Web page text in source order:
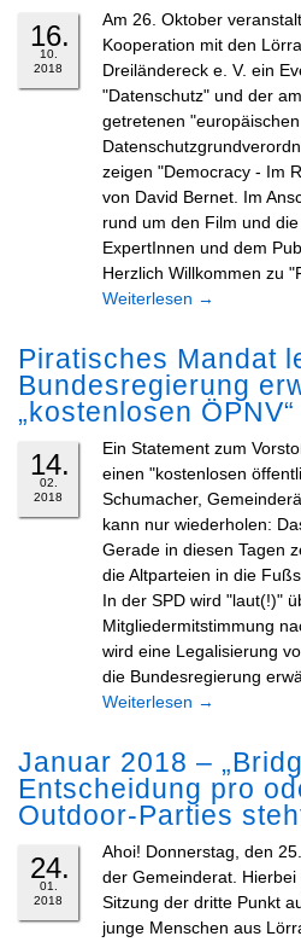
16.
10.
2018
Am 26. Oktober
Kooperation mit den
Dreiländereck e. V. ein
"Datenschutz" und der
getretenen "europäischen
zeigen "Democracy - Im
von David Bernet. Im
rund um den Film und
ExpertInnen und dem
Herzlich Willkommen zu
Weiterlesen →
Piratisches Mandat
Bundesregierung
„kostenlosen ÖPNV“
14.
02.
2018
Ein Statement zum
einen "kostenlosen
Schumacher,
kann nur wiederholen:
Gerade in diesen Tagen
die Altparteien in die
In der SPD wird "laut(!)"
Mitgliedermitstimmung
wird eine Legalisierung
die Bundesregierung
Weiterlesen →
Januar 2018 –
Entscheidung pro
Outdoor-Parties
24.
01.
2018
Ahoi! Donnerstag, den
der Gemeinderat.
Sitzung der dritte Punkt
junge Menschen aus